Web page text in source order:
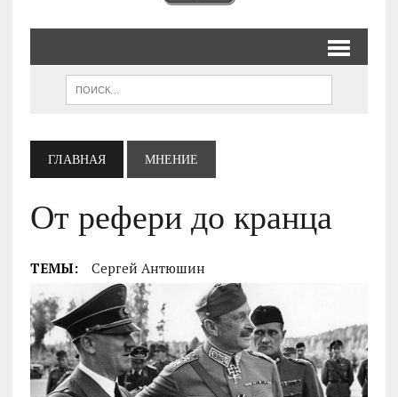
ГЛАВНАЯ МНЕНИЕ
От рефери до кранца
ТЕМЫ: Сергей Антюшин